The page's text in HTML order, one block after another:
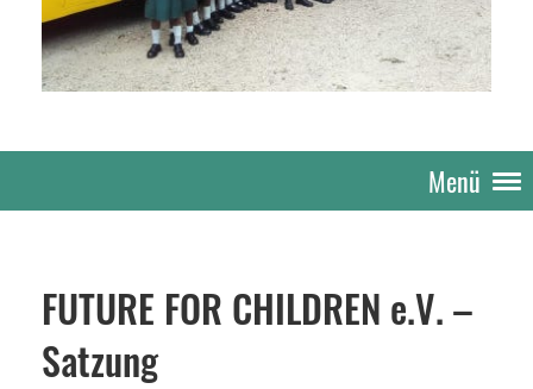
Menü
FUTURE FOR CHILDREN e.V. –
Satzung